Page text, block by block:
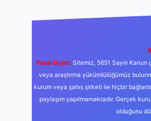
Yasal Uyarı: Sitemiz, 5651 Sayılı
veya araştırma yükümlülüğümüz
kurum veya şahıs şirketi ile hiçbir
paylaşım yapılmamaktadır. Gerçek
olduğunu